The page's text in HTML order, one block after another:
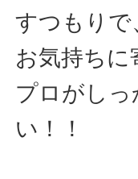
すつもりで
お気持ち
プロがし
い！！